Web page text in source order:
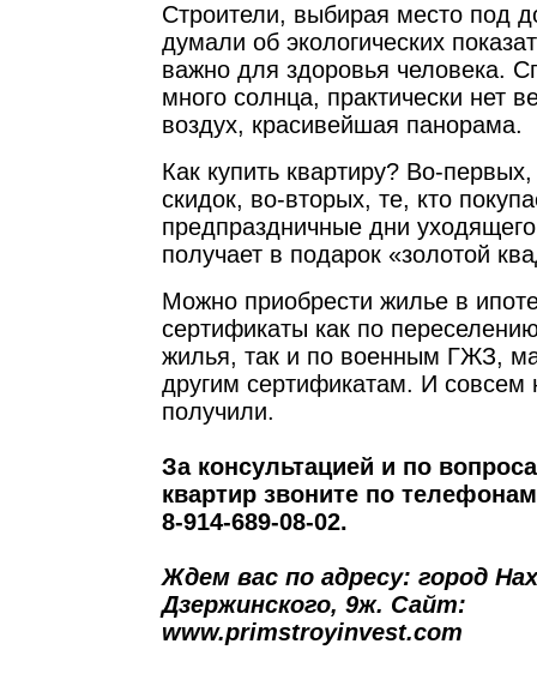
Строители, выбирая место под
думали об экологических
важно для здоровья человека.
много солнца, практически нет
воздух, красивейшая панорама.
Как купить квартиру? Во-
скидок, во-вторых, те, кто
предпраздничные дни
получает в подарок «золотой
Можно приобрести жилье в
сертификаты как по
жилья, так и по военным ГЖЗ,
другим сертификатам. И совсем
получили.
За консультацией и по
квартир звоните по
8-914-689-08-02.
Ждем вас по адресу: город
Дзержинского, 9ж. Сайт:
www.primstroyinvest.com